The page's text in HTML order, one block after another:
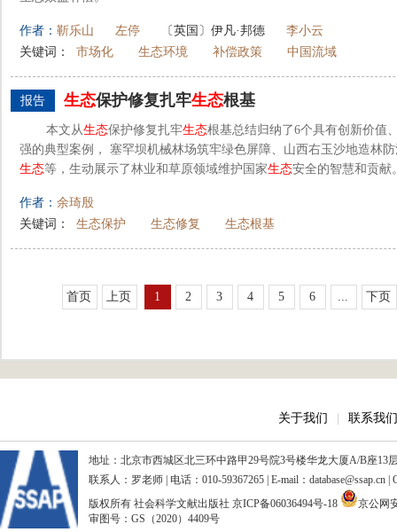
作者： 靳乐山 左停 〔英国〕伊凡·邦德
李小云
关键词：
市场化 生态环境 补偿政策 中国流域
报告 生态保护修复扎牢生态根基
本文从生态保护修复扎牢生态根基总结归纳了6个具有创新价值
强的典型案例， 塞罕坝机械林场筑牢绿色屏障、山西右玉沙地造林
生态等，生动展示了林业和草原领域维护国家生态安全的智慧和贡献
作者： 余琦殷
关键词：
生态保护 生态修复 生态根基
首页 上页 1 2 3 4 5 6 ... 下页
关于我们 联系我们
地址：北京市西城区北三环中路甲29号院3号楼华龙大厦A/B座13
联系人：罗老师 | 电话：010-59367265 | E-mail：database@ssap.cn
版权所有 社会科学文献出版社 京ICP备06036494号-18
京公网
审图号：GS（2020）4409号